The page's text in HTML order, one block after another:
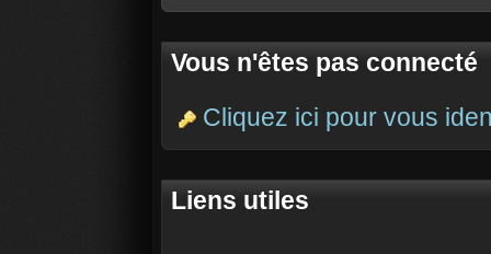
Vous n'êtes pas connecté
Cliquez ici pour vous
Liens utiles